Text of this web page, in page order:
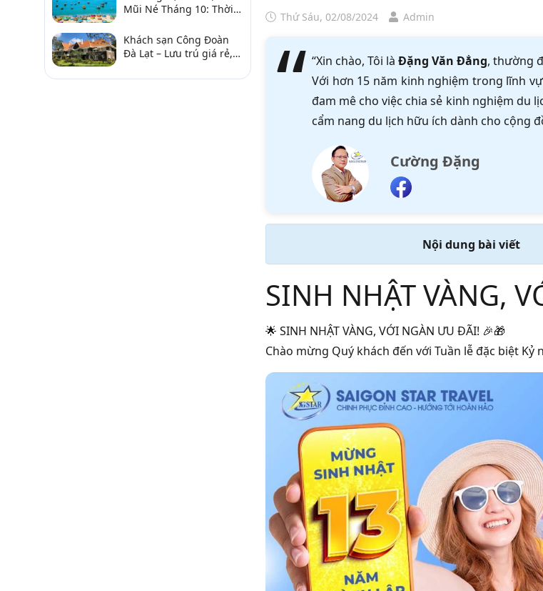
Thứ Sáu, 02/08/2024 Admin
“Xin chào, Tôi làĐặng Văn Đẳng, thường
Với hơn 15 năm kinh nghiệm trong lĩnh
đam mê cho việc chia sẻ kinh nghiệm du
cẩm nang du lịch hữu ích dành cho cộng
Cường Đặng
Nội dung bài viết
SINH NHẬT VÀNG,
🌟 SINH NHẬT VÀNG, VỚI NGÀN ƯU ĐÃI! 🎉🎁
Chào mừng Quý khách đến với Tuần lễ đặc biệt Kỷ
Mũi Né Tháng 10: Thời
Khách sạn Công Đoàn
Đà Lạt – Lưu trú giá rẻ,
Hương